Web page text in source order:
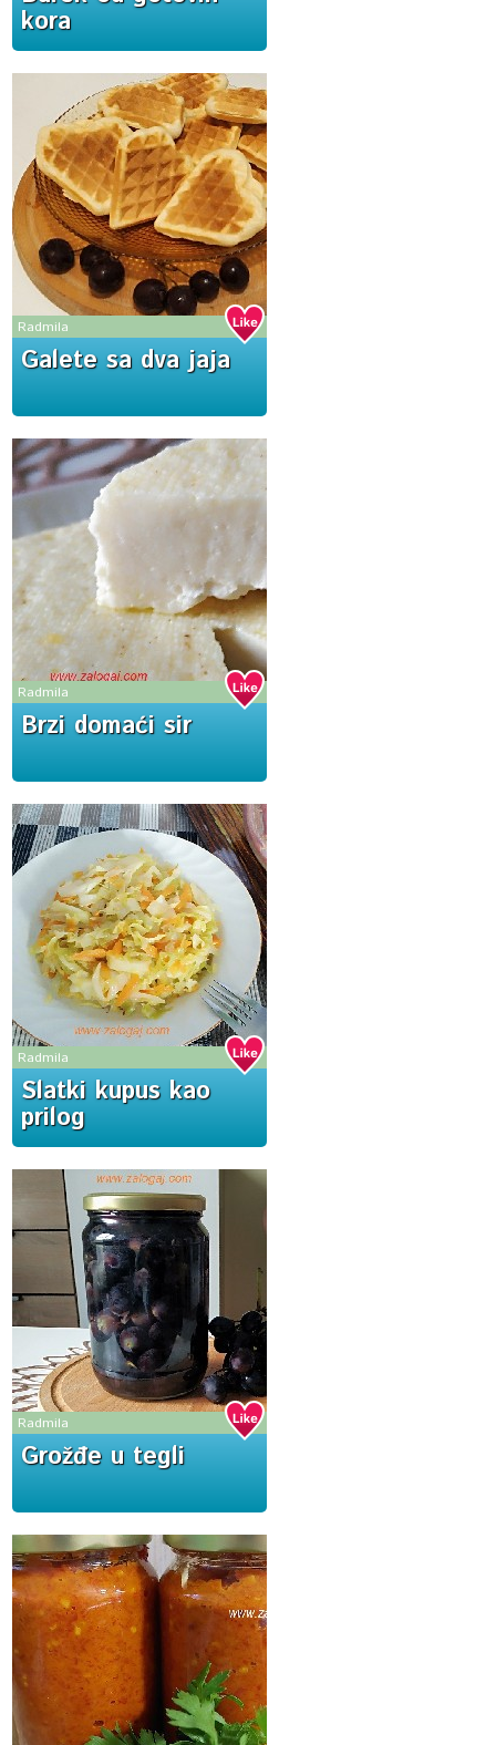
kora
Radmila
Galete sa dva jaja
Radmila
Brzi domaći sir
Radmila
Slatki kupus kao
prilog
Radmila
Grožđe u tegli